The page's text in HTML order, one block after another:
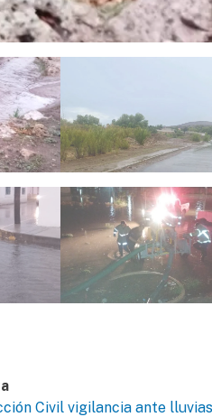
Civil vigilancia ante